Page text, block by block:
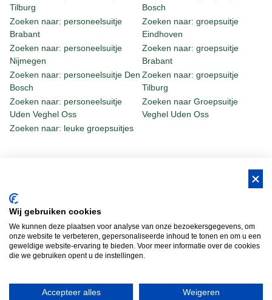
Tilburg
Bosch
Zoeken naar: personeelsuitje
Brabant
Zoeken naar: groepsuitje
Eindhoven
Zoeken naar: personeelsuitje
Nijmegen
Zoeken naar: groepsuitje
Brabant
Zoeken naar: personeelsuitje Den
Bosch
Zoeken naar: groepsuitje
Tilburg
Zoeken naar: personeelsuitje
Uden Veghel Oss
Zoeken naar Groepsuitje
Veghel Uden Oss
Zoeken naar: leuke groepsuitjes
BUS Whisky, Natuurlijk Gastvrijer in
Teambuilding Brabant Groepsuitje Brabant Teamuitje Brabant
Bedrijfsuitje Brabant Heisessie Brabant
Wij gebruiken cookies
We kunnen deze plaatsen voor analyse van onze bezoekersgegevens, om
onze website te verbeteren, gepersonaliseerde inhoud te tonen en om u een
geweldige website-ervaring te bieden. Voor meer informatie over de cookies
die we gebruiken opent u de instellingen.
Accepteer alles Weigeren